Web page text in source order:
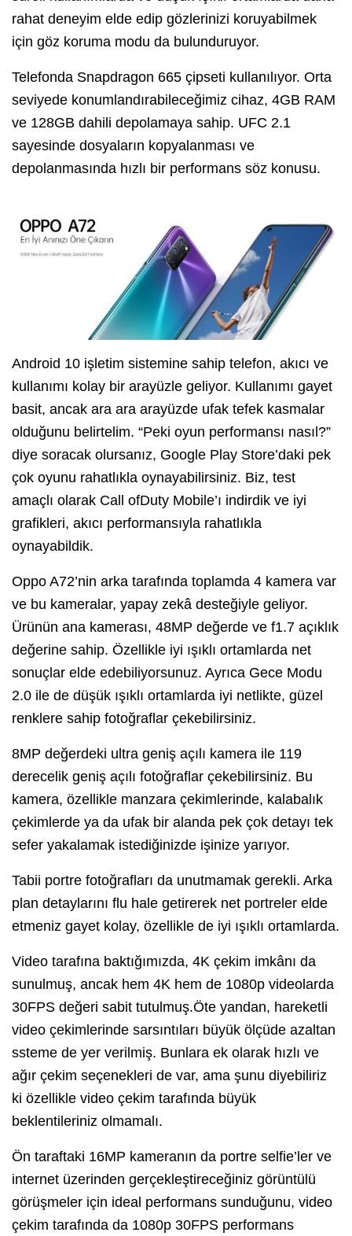
rahat deneyim elde edip gözlerinizi koruyabilmek
için göz koruma modu da bulunduruyor.
Telefonda Snapdragon 665 çipseti kullanılıyor. Orta
seviyede konumlandırabileceğimiz cihaz, 4GB RAM
ve 128GB dahili depolamaya sahip. UFC 2.1
sayesinde dosyaların kopyalanması ve
depolanmasında hızlı bir performans söz konusu.
Android 10 işletim sistemine sahip telefon, akıcı ve
kullanımı kolay bir arayüzle geliyor. Kullanımı gayet
basit, ancak ara ara arayüzde ufak tefek kasmalar
olduğunu belirtelim. “Peki oyun performansı nasıl?”
diye soracak olursanız, Google Play Store’daki pek
çok oyunu rahatlıkla oynayabilirsiniz. Biz, test
amaçlı olarak Call ofDuty Mobile’ı indirdik ve iyi
grafikleri, akıcı performansıyla rahatlıkla
oynayabildik.
Oppo A72’nin arka tarafında toplamda 4 kamera var
ve bu kameralar, yapay zekâ desteğiyle geliyor.
Ürünün ana kamerası, 48MP değerde ve f1.7 açıklık
değerine sahip. Özellikle iyi ışıklı ortamlarda net
sonuçlar elde edebiliyorsunuz. Ayrıca Gece Modu
2.0 ile de düşük ışıklı ortamlarda iyi netlikte, güzel
renklere sahip fotoğraflar çekebilirsiniz.
8MP değerdeki ultra geniş açılı kamera ile 119
derecelik geniş açılı fotoğraflar çekebilirsiniz. Bu
kamera, özellikle manzara çekimlerinde, kalabalık
çekimlerde ya da ufak bir alanda pek çok detayı tek
sefer yakalamak istediğinizde işinize yarıyor.
Tabii portre fotoğrafları da unutmamak gerekli. Arka
plan detaylarını flu hale getirerek net portreler elde
etmeniz gayet kolay, özellikle de iyi ışıklı ortamlarda.
Video tarafına baktığımızda, 4K çekim imkânı da
sunulmuş, ancak hem 4K hem de 1080p videolarda
30FPS değeri sabit tutulmuş.Öte yandan, hareketli
video çekimlerinde sarsıntıları büyük ölçüde azaltan
ssteme de yer verilmiş. Bunlara ek olarak hızlı ve
ağır çekim seçenekleri de var, ama şunu diyebiliriz
ki özellikle video çekim tarafında büyük
beklentileriniz olmamalı.
Ön taraftaki 16MP kameranın da portre selfie’ler ve
internet üzerinden gerçekleştireceğiniz görüntülü
görüşmeler için ideal performans sunduğunu, video
çekim tarafında da 1080p 30FPS performans